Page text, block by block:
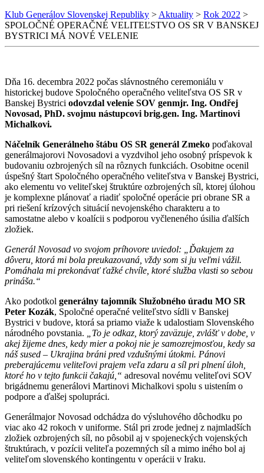
Klub Generálov Slovenskej Republiky > Aktuality > Rok 2022 >
SPOLOČNÉ OPERAČNÉ VELITEĽSTVO OS SR V BANSKEJ
BYSTRICI MÁ NOVÉ VELENIE
Dňa 16. decembra 2022 počas slávnostného ceremoniálu v
historickej budove Spoločného operačného veliteľstva OS SR v
Banskej Bystrici odovzdal velenie SOV genmjr. Ing. Ondřej
Novosad, PhD. svojmu nástupcovi brig.gen. Ing. Martinovi
Michalkovi.
Náčelník Generálneho štábu OS SR generál Zmeko poďakoval
generálmajorovi Novosadovi a vyzdvihol jeho osobný príspevok k
budovaniu ozbrojených síl na rôznych funkciách. Osobitne ocenil
úspešný štart Spoločného operačného veliteľstva v Banskej Bystrici,
ako elementu vo veliteľskej štruktúre ozbrojených síl, ktorej úlohou
je komplexne plánovať a riadiť spoločné operácie pri obrane SR a
pri riešení krízových situácií nevojenského charakteru a to
samostatne alebo v koalícii s podporou vyčleneného úsilia ďalších
zložiek.
Generál Novosad vo svojom príhovore uviedol: „Ďakujem za
dôveru, ktorá mi bola preukazovaná, vždy som si ju veľmi vážil.
Pomáhala mi prekonávať ťažké chvíle, ktoré služba vlasti so sebou
prináša.“
Ako podotkol generálny tajomník Služobného úradu MO SR
Peter Kozák, Spoločné operačné veliteľstvo sídli v Banskej
Bystrici v budove, ktorá sa priamo viaže k udalostiam Slovenského
národného povstania.
„To je odkaz, ktorý zaväzuje, zvlášť v dobe, v
akej žijeme dnes, kedy mier a pokoj nie je samozrejmosťou, kedy sa
náš sused – Ukrajina bráni pred vzdušnými útokmi. Pánovi
preberajúcemu veliteľovi prajem veľa zdaru a síl pri plnení úloh,
ktoré ho v tejto funkcii čakajú,“ adresoval novému veliteľovi SOV
brigádnemu generálovi Martinovi Michalkovi spolu s uistením o
podpore a ďalšej spolupráci.
Generálmajor Novosad odchádza do výsluhového dôchodku po
viac ako 42 rokoch v uniforme. Stál pri zrode jednej z najmladších
zložiek ozbrojených síl, no pôsobil aj v spojeneckých vojenských
štruktúrach, v pozícii veliteľa pozemných síl a mimo iného bol aj
veliteľom slovenského kontingentu v operácii v Iraku.